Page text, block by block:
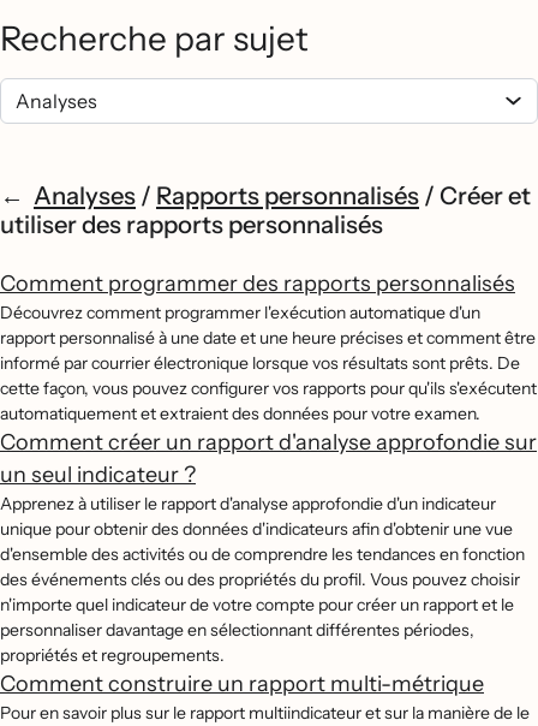
Recherche par sujet
Analyses / Rapports personnalisés / Créer et
utiliser des rapports personnalisés
Comment programmer des rapports personnalisés
Découvrez comment programmer l'exécution automatique d'un
rapport personnalisé à une date et une heure précises et comment être
informé par courrier électronique lorsque vos résultats sont prêts. De
cette façon, vous pouvez configurer vos rapports pour qu'ils s'exécutent
automatiquement et extraient des données pour votre examen.
Comment créer un rapport d'analyse approfondie sur
un seul indicateur ?
Apprenez à utiliser le rapport d'analyse approfondie d'un indicateur
unique pour obtenir des données d'indicateurs afin d'obtenir une vue
d'ensemble des activités ou de comprendre les tendances en fonction
des événements clés ou des propriétés du profil. Vous pouvez choisir
n'importe quel indicateur de votre compte pour créer un rapport et le
personnaliser davantage en sélectionnant différentes périodes,
propriétés et regroupements.
Comment construire un rapport multi-métrique
Pour en savoir plus sur le rapport multiindicateur et sur la manière de le